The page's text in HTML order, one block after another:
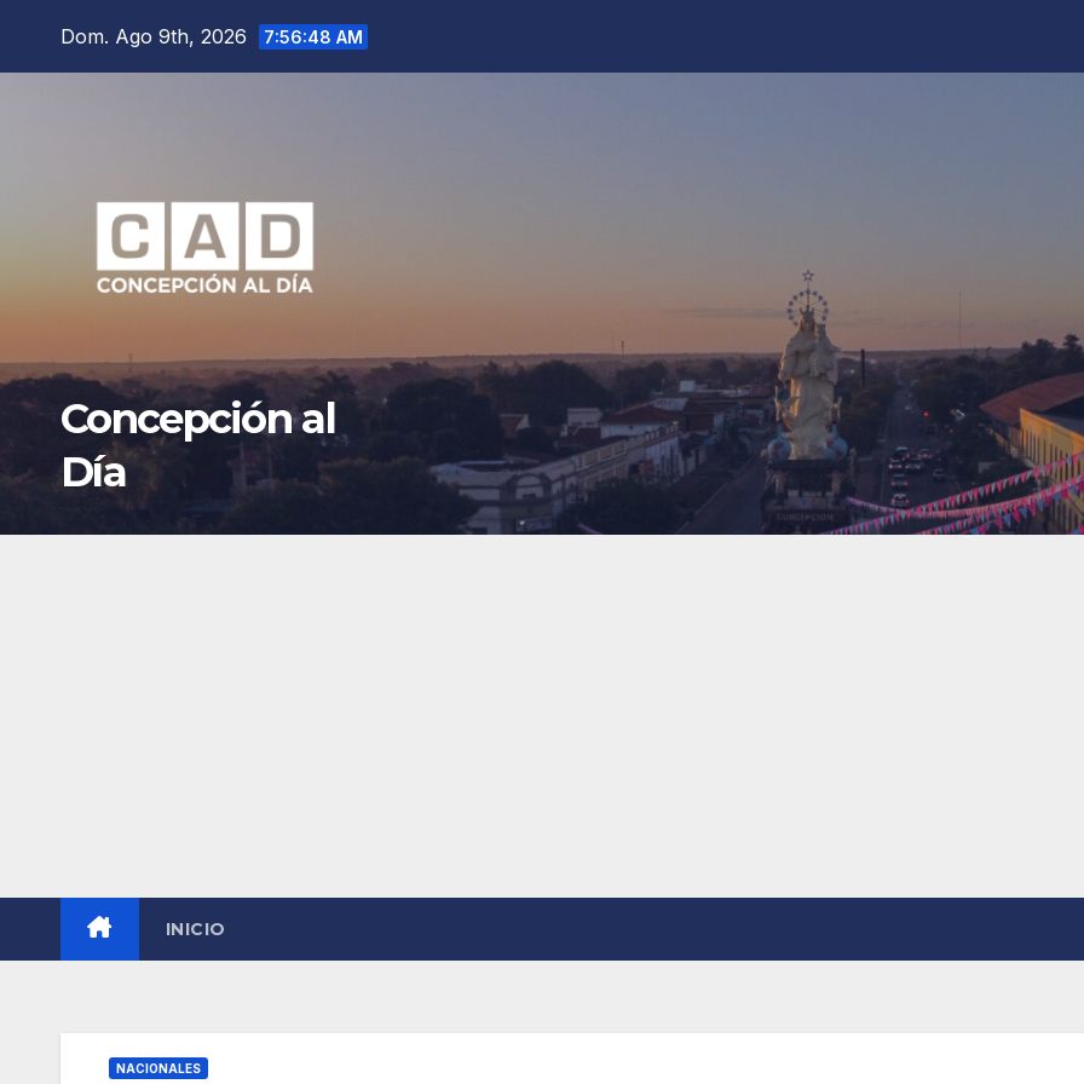
Dom. Ago 9th, 2026 7:56:50 AM
Concepción al
Día
INICIO
NACIONALES